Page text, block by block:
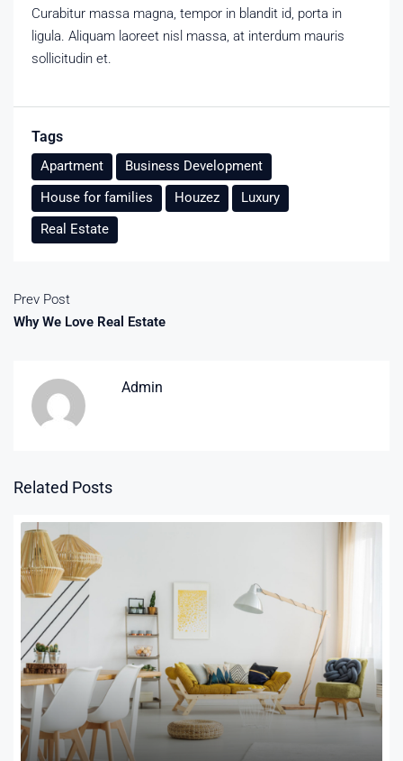
Curabitur massa magna, tempor in blandit id, porta in
ligula. Aliquam laoreet nisl massa, at interdum mauris
sollicitudin et.
Tags
Apartment
Business Development
House for families
Houzez
Luxury
Real Estate
Prev Post
Why We Love Real Estate
Admin
Related Posts